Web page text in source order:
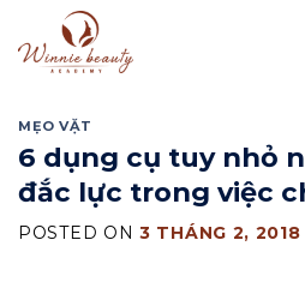
to
content
MẸO VẶT
6 dụng cụ tuy nhỏ
đắc lực trong việc
POSTED ON 3 THÁNG 2, 2018